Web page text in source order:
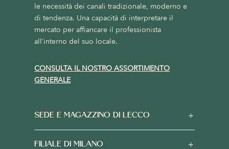
le necessità dei canali tradizionale, moderno e
di tendenza. Una capacità di interpretare il
mercato per affiancare il professionista
all’interno del suo locale.
CONSULTA IL NOSTRO ASSORTIMENTO
GENERALE
SEDE E MAGAZZINO DI LECCO
FILIALE DI MILANO